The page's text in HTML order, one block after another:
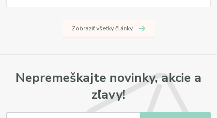
Zobraziť všetky články
Nepremeškajte novinky, akcie a
zľavy!